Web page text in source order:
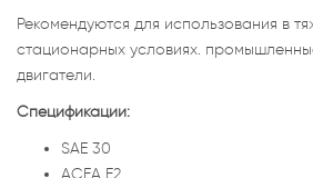
Рекомендуются для использования в
стационарных условиях.
двигатели.
Спецификации:
SAE 30
ACEA E2